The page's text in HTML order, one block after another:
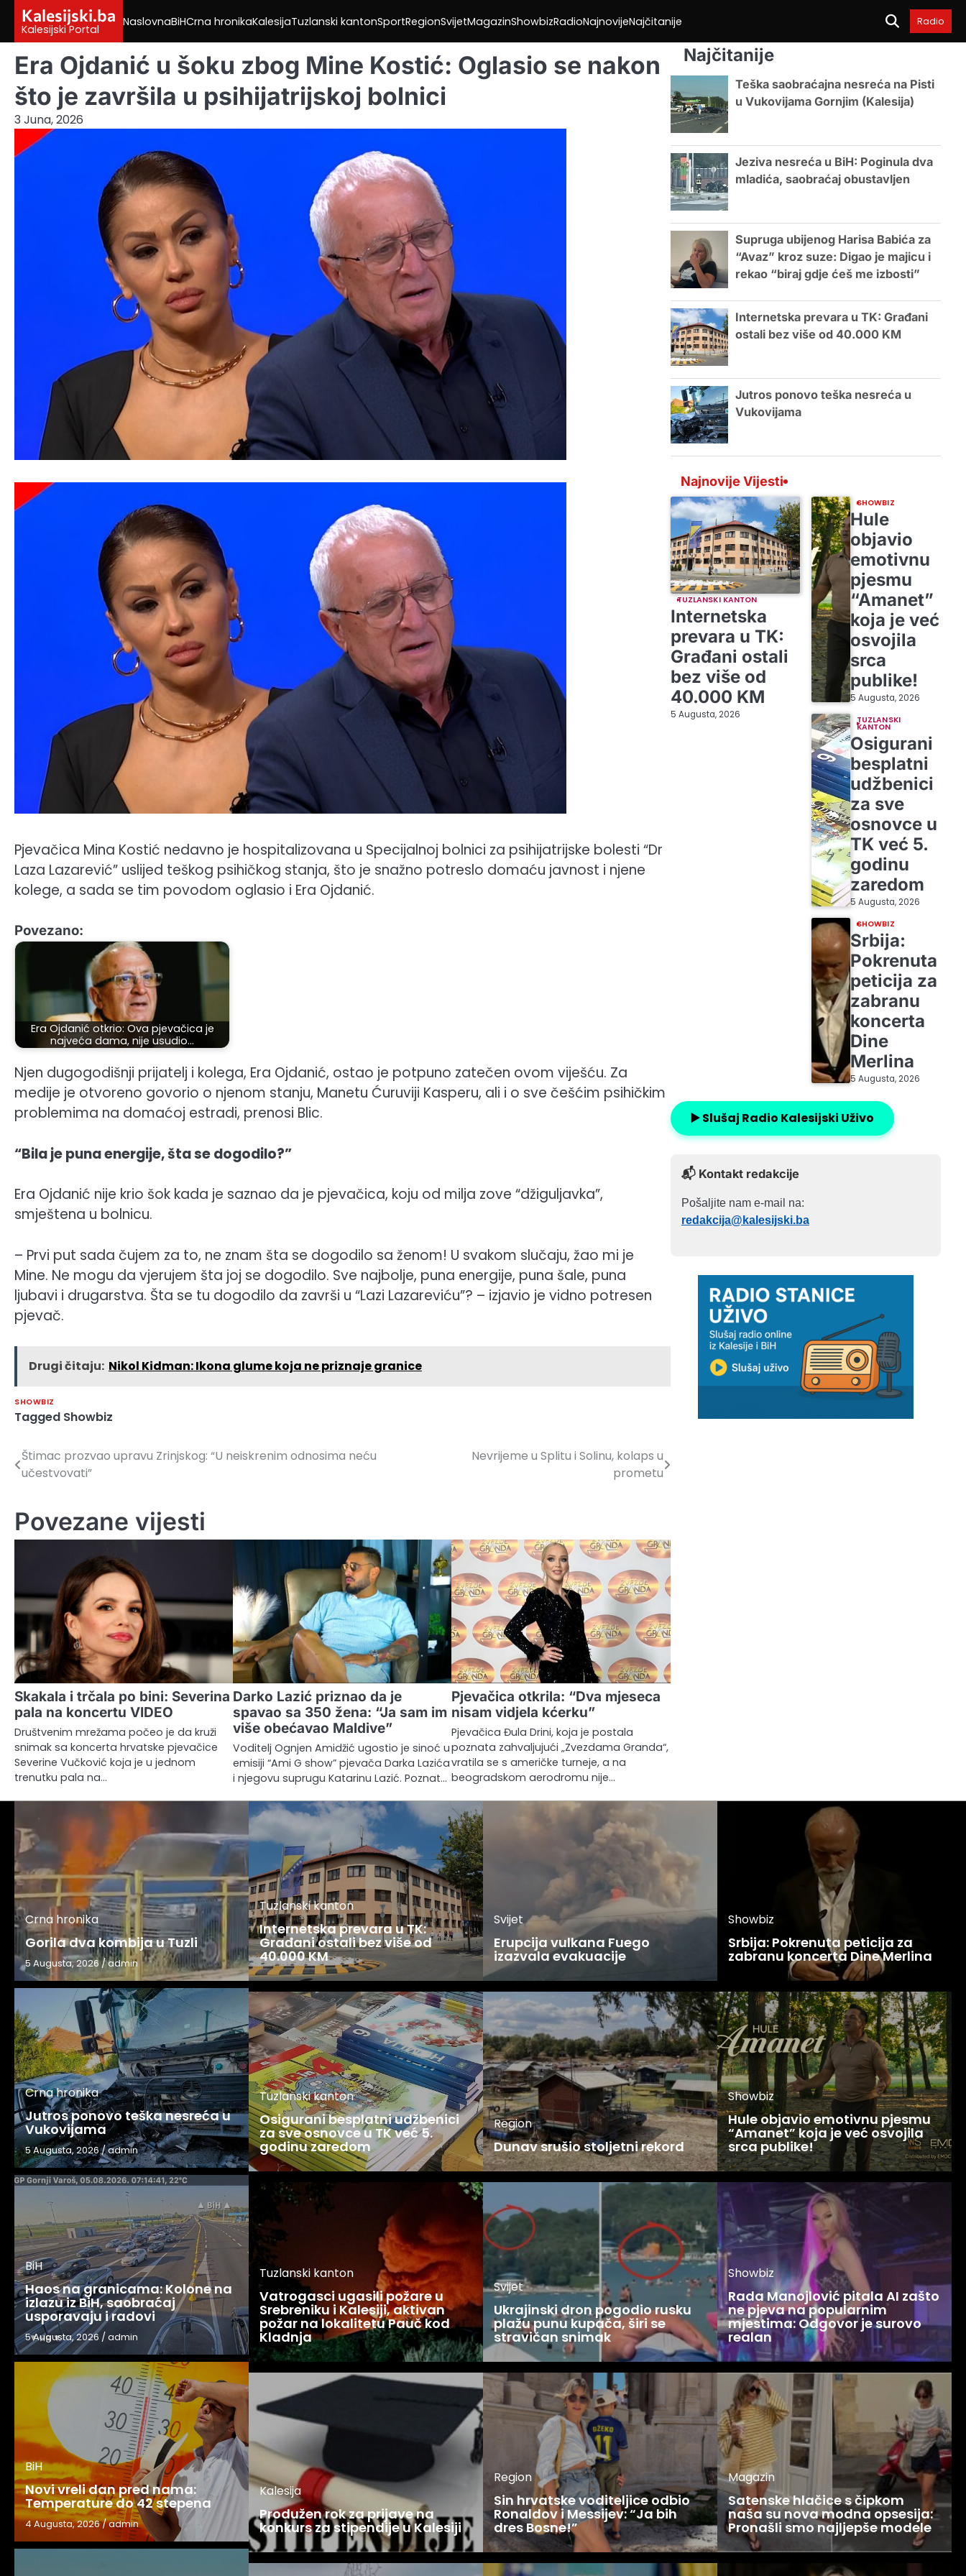
content
Kalesijski.ba
Kalesijski Portal
NaslovnaBiHCrna hronikaKalesijaTuzlanski kantonSportRegionSvijetMagazinShowbizRadioNajnovijeNajčitanije Radio
Era Ojdanić u šoku zbog Mine Kostić: Oglasio se nakon
što je završila u psihijatrijskoj bolnici
3 Juna, 2026
Pjevačica Mina Kostić nedavno je hospitalizovana u Specijalnoj bolnici za psihijatrijske bolesti “Dr
Laza Lazarević” uslijed teškog psihičkog stanja, što je snažno potreslo domaću javnost i njene
kolege, a sada se tim povodom oglasio i Era Ojdanić.
Povezano:
Era Ojdanić otkrio: Ova pjevačica je
najveća dama, nije usudio…
Njen dugogodišnji prijatelj i kolega, Era Ojdanić, ostao je potpuno zatečen ovom viješću. Za
medije je otvoreno govorio o njenom stanju, Manetu Ćuruviji Kasperu, ali i o sve češćim psihičkim
problemima na domaćoj estradi, prenosi Blic.
“Bila je puna energije, šta se dogodilo?”
Era Ojdanić nije krio šok kada je saznao da je pjevačica, koju od milja zove “džiguljavka”,
smještena u bolnicu.
– Prvi put sada čujem za to, ne znam šta se dogodilo sa ženom! U svakom slučaju, žao mi je
Mine. Ne mogu da vjerujem šta joj se dogodilo. Sve najbolje, puna energije, puna šale, puna
ljubavi i drugarstva. Šta se tu dogodilo da završi u “Lazi Lazareviću”? – izjavio je vidno potresen
pjevač.
Drugi čitaju: Nikol Kidman: Ikona glume koja ne priznaje granice
SHOWBIZ
Tagged Showbiz
Navigacija
Štimac prozvao upravu Zrinjskog: “U neiskrenim odnosima neću
učestvovati”
Nevrijeme u Splitu i Solinu, kolaps u
prometu
Povezane vijesti
Skakala i trčala po bini: Severina
pala na koncertu VIDEO
Društvenim mrežama počeo je da kruži
snimak sa koncerta hrvatske pjevačice
Severine Vučković koja je u jednom
trenutku pala na…
Darko Lazić priznao da je
spavao sa 350 žena: “Ja sam im
više obećavao Maldive”
Voditelj Ognjen Amidžić ugostio je sinoć u
emisiji “Ami G show” pjevača Darka Lazića
i njegovu suprugu Katarinu Lazić. Poznat…
Pjevačica otkrila: “Dva mjeseca
nisam vidjela kćerku”
Pjevačica Đula Drini, koja je postala
poznata zahvaljujući „Zvezdama Granda“,
vratila se s američke turneje, a na
beogradskom aerodromu nije…
Najčitanije
Teška saobraćajna nesreća na Pisti
u Vukovijama Gornjim (Kalesija)
Jeziva nesreća u BiH: Poginula dva
mladića, saobraćaj obustavljen
Supruga ubijenog Harisa Babića za
“Avaz” kroz suze: Digao je majicu i
rekao “biraj gdje ćeš me izbosti”
Internetska prevara u TK: Građani
ostali bez više od 40.000 KM
Jutros ponovo teška nesreća u
Vukovijama
Najnovije Vijesti
TUZLANSKI KANTON
Internetska
prevara u TK:
Građani ostali
bez više od
40.000 KM
5 Augusta, 2026
SHOWBIZ
Hule
objavio
emotivnu
pjesmu
“Amanet”
koja je već
osvojila
srca
publike!
5 Augusta, 2026
TUZLANSKI
KANTON
Osigurani
besplatni
udžbenici
za sve
osnovce u
TK već 5.
godinu
zaredom
5 Augusta, 2026
SHOWBIZ
Srbija:
Pokrenuta
peticija za
zabranu
koncerta
Dine
Merlina
5 Augusta, 2026
▶️ Slušaj Radio Kalesijski Uživo
📬 Kontakt redakcije
Pošaljite nam e-mail na:
redakcija@kalesijski.ba
Crna hronika
Gorila dva kombija u Tuzli
5 Augusta, 2026/admin
Crna hronika
Jutros ponovo teška nesreća u
Vukovijama
5 Augusta, 2026/admin
BiH
Haos na granicama: Kolone na
izlazu iz BiH, saobraćaj
usporavaju i radovi
5 Augusta, 2026 / admin
BiH
Novi vreli dan pred nama:
Temperature do 42 stepena
4 Augusta, 2026/admin
Tuzlanski kanton
Internetska prevara u TK:
Građani ostali bez više od
40.000 KM
Tuzlanski kanton
Osigurani besplatni udžbenici
za sve osnovce u TK već 5.
godinu zaredom
Tuzlanski kanton
Vatrogasci ugasili požare u
Srebreniku i Kalesiji, aktivan
požar na lokalitetu Pauč kod
Kladnja
Kalesija
Produžen rok za prijave na
konkurs za stipendije u Kalesiji
Svijet
Erupcija vulkana Fuego
izazvala evakuacije
Region
Dunav srušio stoljetni rekord
Svijet
Ukrajinski dron pogodio rusku
plažu punu kupača, širi se
stravičan snimak
Region
Sin hrvatske voditeljice odbio
Ronaldov i Messijev: “Ja bih
dres Bosne!”
Showbiz
Srbija: Pokrenuta peticija za
zabranu koncerta Dine Merlina
Showbiz
Hule objavio emotivnu pjesmu
“Amanet” koja je već osvojila
srca publike!
Showbiz
Rada Manojlović pitala AI zašto
ne pjeva na popularnim
mjestima: Odgovor je surovo
realan
Magazin
Satenske hlačice s čipkom
naša su nova modna opsesija:
Pronašli smo najljepše modele